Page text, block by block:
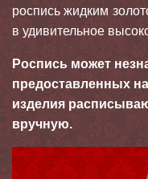
роспись жидким
в удивительное
Роспись может
предоставленных
изделия
вручную.